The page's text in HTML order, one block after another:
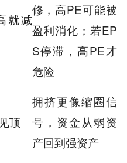
就减
修，高PE可能被
盈利消化；若EP
S停滞，高PE才
危险
顶
拥挤更像缩圈信
号，资金从弱资
产回到强资产